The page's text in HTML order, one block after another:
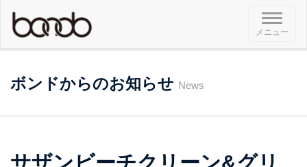
メ
ニ
ュ
メニュー
ボンドからのお知らせ News